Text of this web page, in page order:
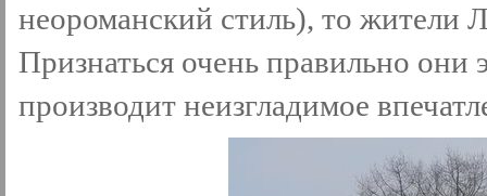
неороманский стиль), то жители
Признаться очень правильно они
производит неизгладимое